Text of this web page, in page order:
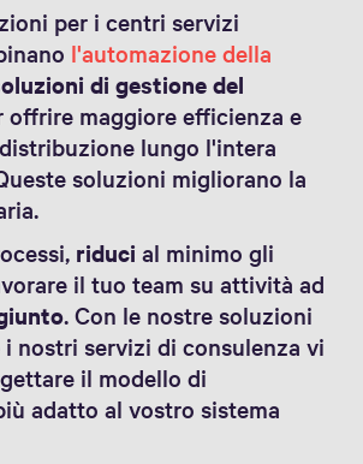
per i centri servizi
l'automazione della
di gestione del
offrire maggiore efficienza e
lungo l'intera
soluzioni migliorano la
riducial minimo gli
il tuo team su attività ad
. Con le nostre soluzioni
nostri servizi di consulenza vi
il modello di
adatto al vostro sistema